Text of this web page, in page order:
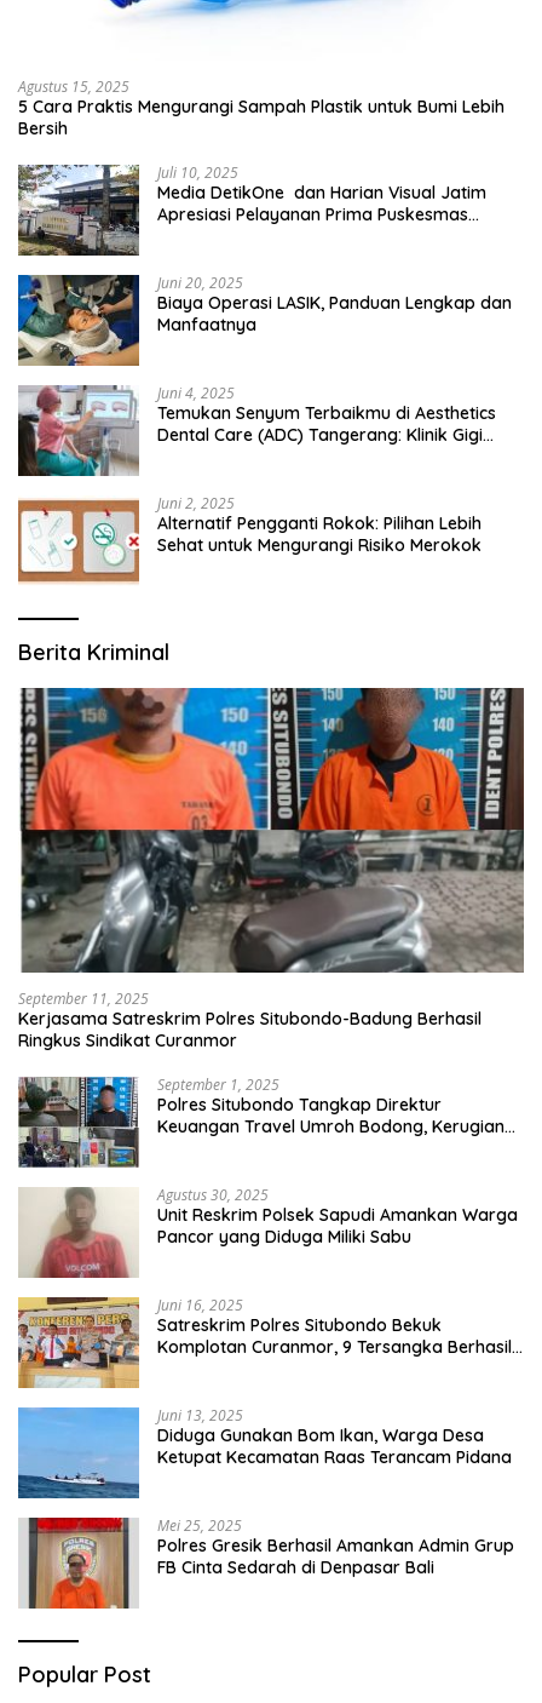
Agustus 15, 2025
5 Cara Praktis Mengurangi Sampah Plastik untuk Bumi Lebih
Bersih
Juli 10, 2025
Media DetikOne dan Harian Visual Jatim
Apresiasi Pelayanan Prima Puskesmas
Juni 20, 2025
Biaya Operasi LASIK, Panduan Lengkap dan
Manfaatnya
Juni 4, 2025
Temukan Senyum Terbaikmu di Aesthetics
Dental Care (ADC) Tangerang: Klinik Gigi
Juni 2, 2025
Alternatif Pengganti Rokok: Pilihan Lebih
Sehat untuk Mengurangi Risiko Merokok
Berita Kriminal
September 11, 2025
Kerjasama Satreskrim Polres Situbondo-Badung Berhasil
Ringkus Sindikat Curanmor
September 1, 2025
Polres Situbondo Tangkap Direktur
Keuangan Travel Umroh Bodong, Kerugian
Agustus 30, 2025
Unit Reskrim Polsek Sapudi Amankan Warga
Pancor yang Diduga Miliki Sabu
Juni 16, 2025
Satreskrim Polres Situbondo Bekuk
Komplotan Curanmor, 9 Tersangka Berhasil
Juni 13, 2025
Diduga Gunakan Bom Ikan, Warga Desa
Ketupat Kecamatan Raas Terancam Pidana
Mei 25, 2025
Polres Gresik Berhasil Amankan Admin Grup
FB Cinta Sedarah di Denpasar Bali
Popular Post